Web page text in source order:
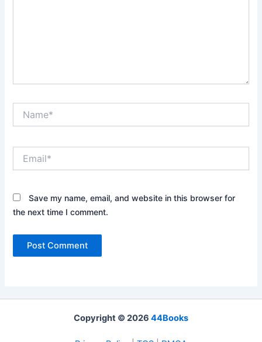
Save my name, email, and website in this browser for
the next time I comment.
Copyright © 2026 44Books